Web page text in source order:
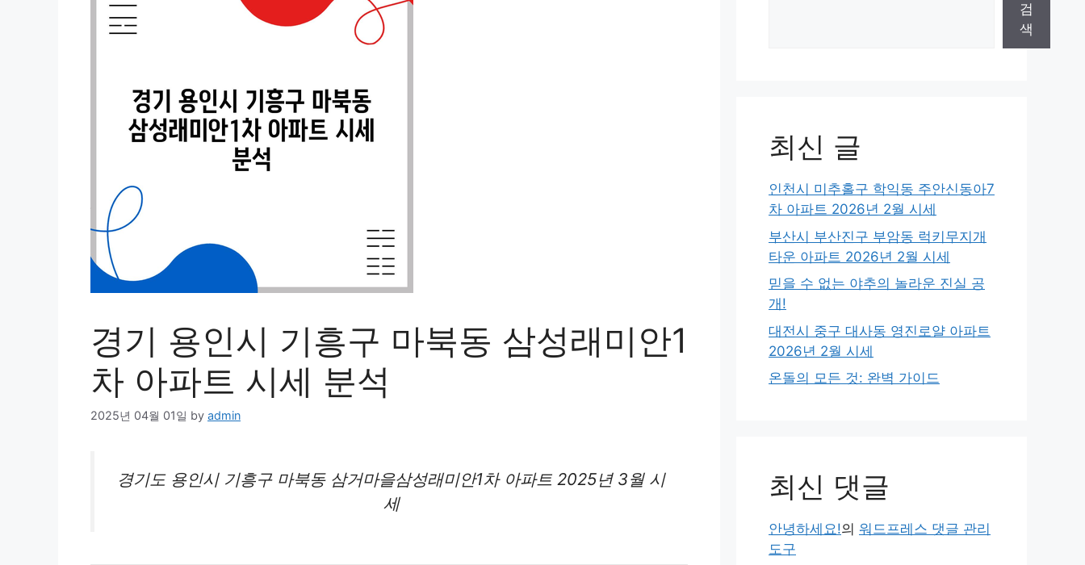
경기 용인시 기흥구 마북동 삼성래미안1
차 아파트 시세 분석
2025년 04월 01일 by admin
경기도 용인시 기흥구 마북동 삼거마을삼성래미안1차 아파트 2025년 3월 시
세
검
색
최신 글
인천시 미추홀구 학익동 주안신동아7
차 아파트 2026년 2월 시세
부산시 부산진구 부암동 럭키무지개
타운 아파트 2026년 2월 시세
믿을 수 없는 야추의 놀라운 진실 공
개!
대전시 중구 대사동 영진로얄 아파트
2026년 2월 시세
온돌의 모든 것: 완벽 가이드
최신 댓글
안녕하세요!의 워드프레스 댓글 관리
도구